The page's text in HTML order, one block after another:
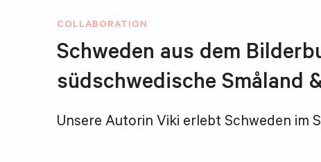
COLLABORATION
Schweden aus dem
südschwedische Småland
Unsere Autorin Viki erlebt Schweden im